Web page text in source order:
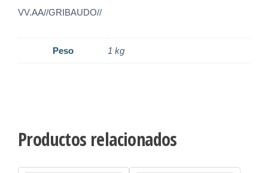
VV.AA//GRIBAUDO//
Peso 1 kg
Productos relacionados